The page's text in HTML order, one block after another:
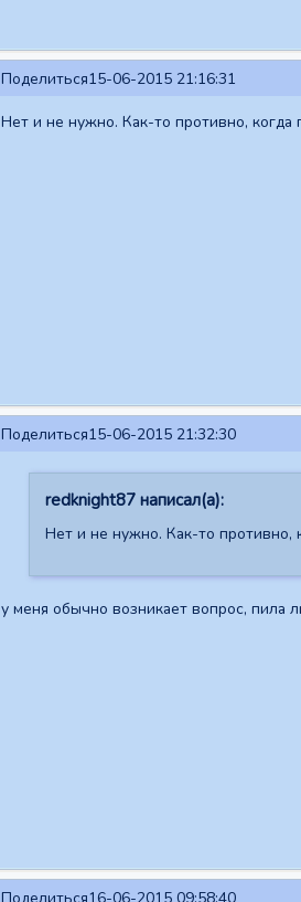
Поделиться15-06-2015 21:16:31
Нет и не нужно. Как-то противно, когда
Поделиться15-06-2015 21:32:30
redknight87 написал(а):
Нет и не нужно. Как-то противно,
у меня обычно возникает вопрос, пила
Поделиться16-06-2015 09:58:40